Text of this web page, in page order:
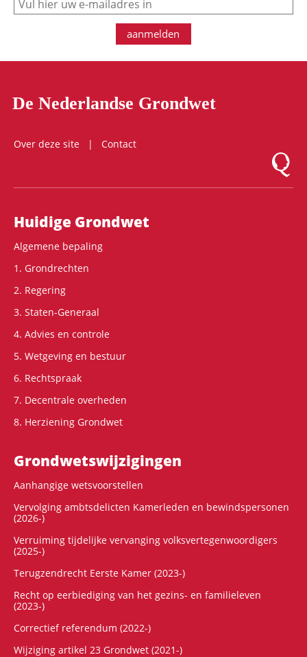
aanmelden
De Nederlandse Grondwet
Over deze site
Contact
Logo
Hoofdnavigatie
Huidige Grondwet
Algemene bepaling
1. Grondrechten
2. Regering
3. Staten-Generaal
4. Advies en controle
5. Wetgeving en bestuur
6. Rechtspraak
7. Decentrale overheden
8. Herziening Grondwet
Grondwets­wijzigingen
Aanhangige wetsvoorstellen
Vervolging ambtsdelicten Kamerleden en bewindspersonen
(2026-)
Verruiming tijdelijke vervanging volksvertegenwoordigers
(2025-)
Terugzendrecht Eerste Kamer (2023-)
Recht op eerbiediging van het gezins- en familieleven
(2023-)
Correctief referendum (2022-)
Wijziging artikel 23 Grondwet (2021-)